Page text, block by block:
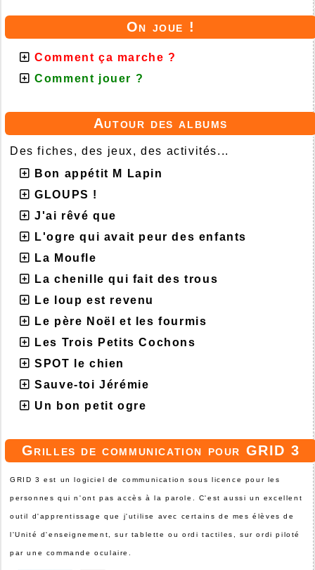
On joue !
Comment ça marche ?
Comment jouer ?
Autour des albums
Des fiches, des jeux, des activités...
Bon appétit M Lapin
GLOUPS !
J'ai rêvé que
L'ogre qui avait peur des enfants
La Moufle
La chenille qui fait des trous
Le loup est revenu
Le père Noël et les fourmis
Les Trois Petits Cochons
SPOT le chien
Sauve-toi Jérémie
Un bon petit ogre
Grilles de communication pour GRID 3
GRID 3 est un logiciel de communication sous licence pour les
personnes qui n'ont pas accès à la parole. C'est aussi un excellent
outil d'apprentissage que j'utilise avec certains de mes élèves de
l'Unité d'enseignement, sur tablette ou ordi tactiles, sur ordi piloté
par une commande oculaire.